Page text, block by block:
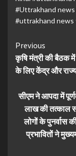
#Uttrakhand
#uttrakhand news
Continue
Reading
Previous
कृषि मंत्री की बैठक
के लिए केंद्र और राज्य
सीएम ने आपदा में
लाख की तत्काल
लोगों के पुनर्वास
प्रभावितों ने